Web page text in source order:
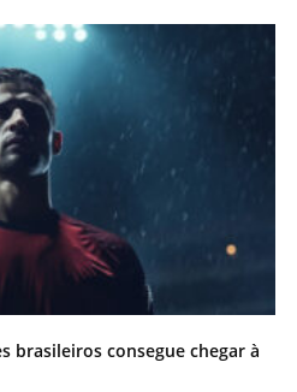
brasileiros consegue chegar à